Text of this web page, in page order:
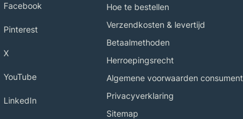
Facebook
Pinterest
X
YouTube
LinkedIn
Hoe te bestellen
Verzendkosten & levertijd
Betaalmethoden
Herroepingsrecht
Algemene voorwaarden
Privacyverklaring
Sitemap